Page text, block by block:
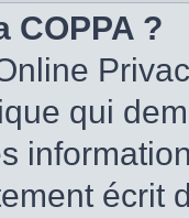
COPPA ?
qui
écrit